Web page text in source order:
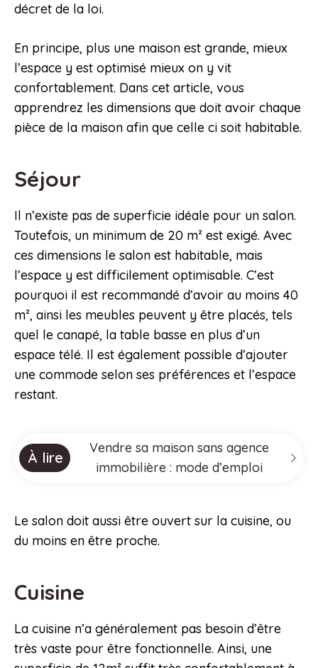
décret de la loi.
En principe, plus une maison est grande, mieux
l’espace y est optimisé mieux on y vit
confortablement. Dans cet article, vous
apprendrez les dimensions que doit avoir chaque
pièce de la maison afin que celle ci soit habitable.
Séjour
Il n’existe pas de superficie idéale pour un salon.
Toutefois, un minimum de 20 m² est exigé. Avec
ces dimensions le salon est habitable, mais
l’espace y est difficilement optimisable. C’est
pourquoi il est recommandé d’avoir au moins 40
m², ainsi les meubles peuvent y être placés, tels
quel le canapé, la table basse en plus d’un
espace télé. Il est également possible d’ajouter
une commode selon ses préférences et l’espace
restant.
À lire
Vendre sa maison sans agence
immobilière : mode d’emploi
Le salon doit aussi être ouvert sur la cuisine, ou
du moins en être proche.
Cuisine
La cuisine n’a généralement pas besoin d’être
très vaste pour être fonctionnelle. Ainsi, une